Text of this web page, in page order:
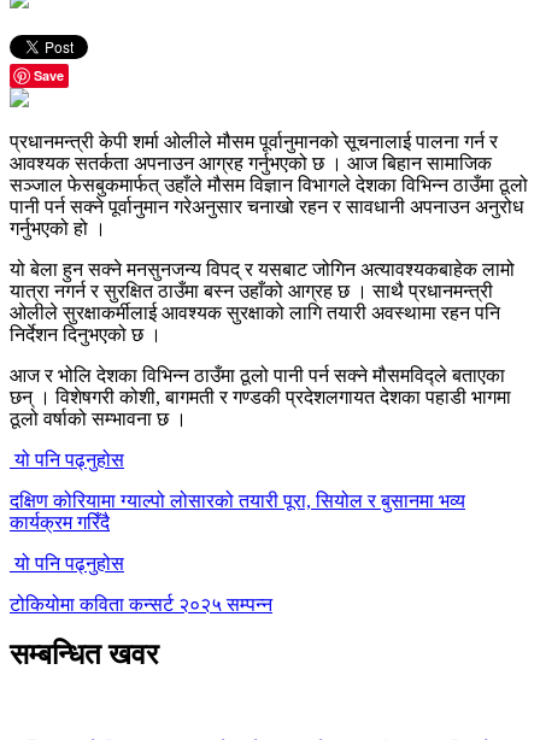
Save
प्रधानमन्त्री केपी शर्मा ओलीले मौसम पूर्वानुमानको सूचनालाई पालना गर्न र
आवश्यक सतर्कता अपनाउन आग्रह गर्नुभएको छ । आज बिहान सामाजिक
सञ्जाल फेसबुकमार्फत् उहाँले मौसम विज्ञान विभागले देशका विभिन्न ठाउँमा ठूलो
पानी पर्न सक्ने पूर्वानुमान गरेअनुसार चनाखो रहन र सावधानी अपनाउन अनुरोध
गर्नुभएको हो ।
यो बेला हुन सक्ने मनसुनजन्य विपद् र यसबाट जोगिन अत्यावश्यकबाहेक लामो
यात्रा नगर्न र सुरक्षित ठाउँमा बस्न उहाँको आग्रह छ । साथै प्रधानमन्त्री
ओलीले सुरक्षाकर्मीलाई आवश्यक सुरक्षाको लागि तयारी अवस्थामा रहन पनि
निर्देशन दिनुभएको छ ।
आज र भोलि देशका विभिन्न ठाउँमा ठूलो पानी पर्न सक्ने मौसमविद्ले बताएका
छन् । विशेषगरी कोशी, बागमती र गण्डकी प्रदेशलगायत देशका पहाडी भागमा
ठूलो वर्षाको सम्भावना छ ।
यो पनि पढ्नुहोस
दक्षिण कोरियामा ग्याल्पो लोसारको तयारी पूरा, सियोल र बुसानमा भव्य
कार्यक्रम गरिँदै
यो पनि पढ्नुहोस
टोकियोमा कविता कन्सर्ट २०२५ सम्पन्न
सम्बन्धित खवर